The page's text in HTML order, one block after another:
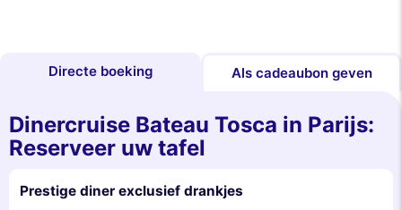
Directe boeking Als cadeaubon geven
Dinercruise Bateau Tosca in Parijs:
Reserveer uw tafel
Prestige diner exclusief drankjes